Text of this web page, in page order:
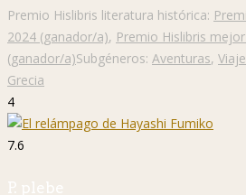
Premio Hislibris literatura histórica:
2024 (ganador/a), Premio Hislibris
(ganador/a)Subgéneros: Aventuras,
Grecia
4
7.6
P. plebe